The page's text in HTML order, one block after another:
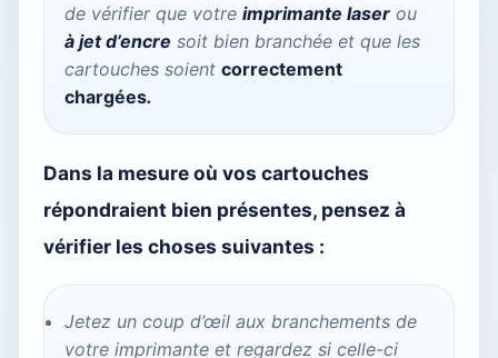
de vérifier que votre imprimante laser ou
à jet d’encre soit bien branchée et que les
cartouches soient correctement
chargées.
Dans la mesure où vos cartouches
répondraient bien présentes, pensez à
vérifier les choses suivantes :
Jetez un coup d’œil aux branchements de
votre imprimante et regardez si celle-ci